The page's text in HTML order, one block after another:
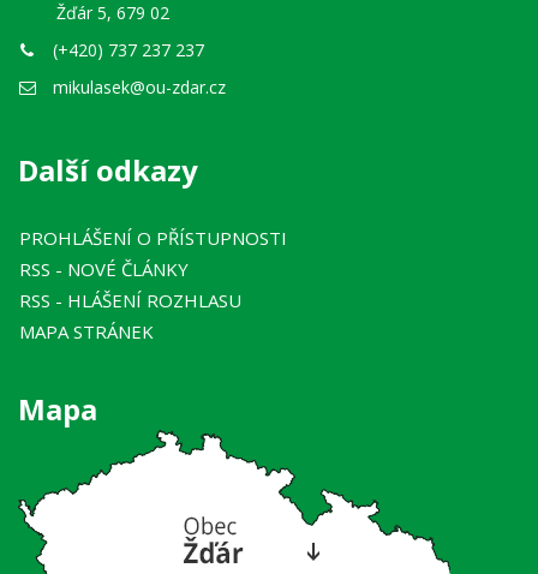
Žďár 5, 679 02
(+420) 737 237 237
mikulasek@ou-zdar.cz
Další odkazy
PROHLÁŠENÍ O PŘÍSTUPNOSTI
RSS - NOVÉ ČLÁNKY
RSS - HLÁŠENÍ ROZHLASU
MAPA STRÁNEK
Mapa